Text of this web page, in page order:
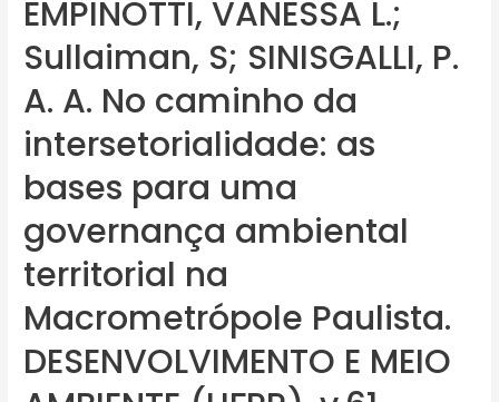
EMPINOTTI, VANESSA L.;
Sullaiman, S; SINISGALLI, P.
A. A. No caminho da
intersetorialidade: as
bases para uma
governança ambiental
territorial na
Macrometrópole Paulista.
DESENVOLVIMENTO E MEIO